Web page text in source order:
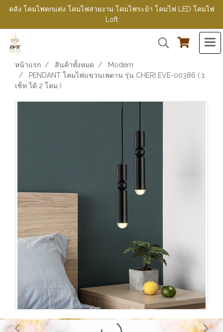
คลัง โคมไฟตกแต่ง โคมไฟสวยงาม โคมไฟระย้า โคมไฟ LED โคมไฟ
Loft
หน้าแรก สินค้าทั้งหมด
Modern
PENDANT โคมไฟแขวนเพดาน รุ่น CHERI EVE-00386 ( 1
เซ็ท ได้ 2 โคม )